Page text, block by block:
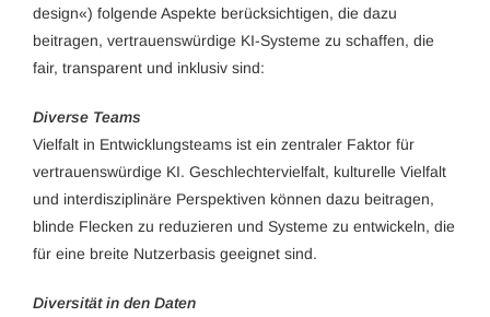
design«) folgende Aspekte berücksichtigen, die dazu
beitragen, vertrauenswürdige KI-Systeme zu schaffen, die
fair, transparent und inklusiv sind:
Diverse Teams
Vielfalt in Entwicklungsteams ist ein zentraler Faktor für
vertrauenswürdige KI. Geschlechtervielfalt, kulturelle Vielfalt
und interdisziplinäre Perspektiven können dazu beitragen,
blinde Flecken zu reduzieren und Systeme zu entwickeln, die
für eine breite Nutzerbasis geeignet sind.
Diversität in den Daten